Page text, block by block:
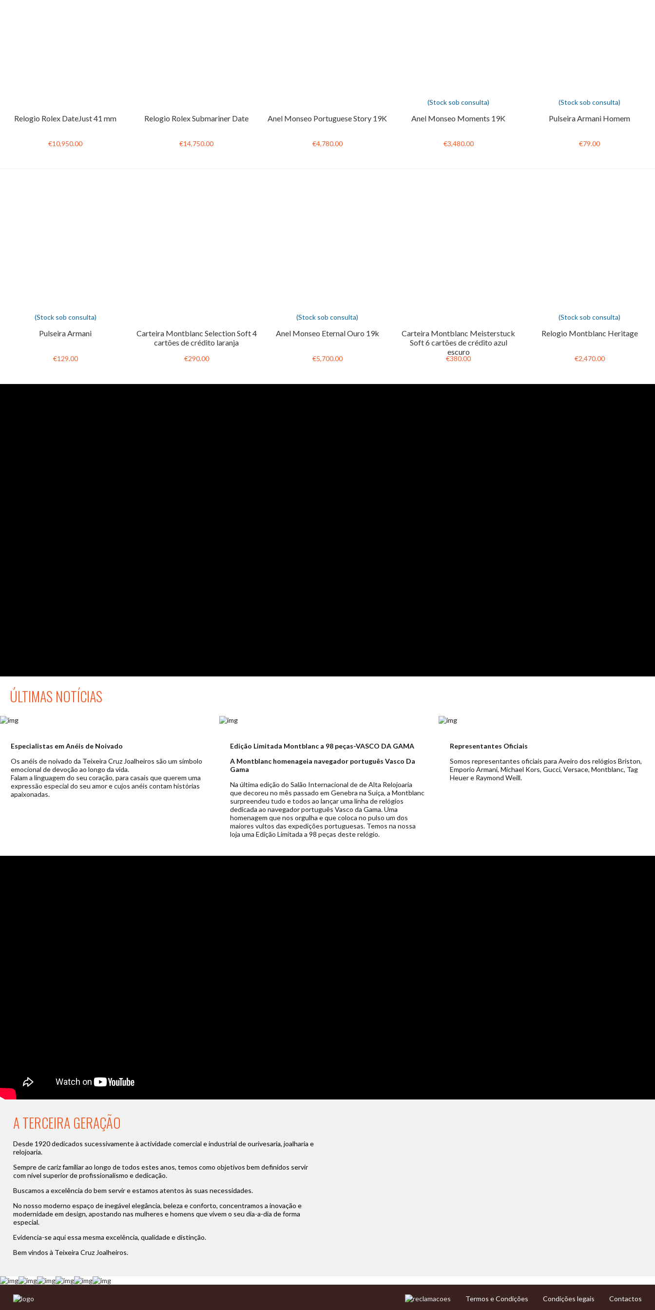
Relogio Rolex DateJust 41 mm
€10,950.00
Relogio Rolex Submariner Date
€14,750.00
Anel Monseo Portuguese Story 19K
€4,780.00
(Stock sob consulta)
Anel Monseo Moments 19K
€3,480.00
(Stock sob consulta)
Pulseira Armani Homem
€79.00
(Stock sob consulta)
Pulseira Armani
€129.00
Carteira Montblanc Selection Soft 4
cartões de crédito laranja
€290.00
(Stock sob consulta)
Anel Monseo Eternal Ouro 19k
€5,700.00
Carteira Montblanc Meisterstuck
Soft 6 cartões de crédito azul
escuro
€380.00
(Stock sob consulta)
Relogio Montblanc Heritage
€2,470.00
ÚLTIMAS NOTÍCIAS
Especialistas em Anéis de Noivado
Os anéis de noivado da Teixeira Cruz Joalheiros são um símbolo
emocional de devoção ao longo da vida.
Falam a linguagem do seu coração, para casais que querem uma
expressão especial do seu amor e cujos anéis contam histórias
apaixonadas.
Edição Limitada Montblanc a 98 peças-VASCO DA GAMA
A Montblanc homenageia navegador português Vasco Da
Gama
Na última edição do Salão Internacional de de Alta Relojoaria
que decoreu no mês passado em Genebra na Suíça, a Montblanc
surpreendeu tudo e todos ao lançar uma linha de relógios
dedicada ao navegador português Vasco da Gama. Uma
homenagem que nos orgulha e que coloca no pulso um dos
maiores vultos das expedições portuguesas. Temos na nossa
loja uma Edição Limitada a 98 peças deste relógio.
Representantes Oficiais
Somos representantes oficiais para Aveiro dos relógios Briston,
Emporio Armani, Michael Kors, Gucci, Versace, Montblanc, Tag
Heuer e Raymond Weill.
A TERCEIRA GERAÇÃO
Desde 1920 dedicados sucessivamente à actividade comercial e industrial de ourivesaria, joalharia e
relojoaria.
Sempre de cariz familiar ao longo de todos estes anos, temos como objetivos bem definidos servir
com nível superior de profissionalismo e dedicação.
Buscamos a excelência do bem servir e estamos atentos às suas necessidades.
No nosso moderno espaço de inegável elegância, beleza e conforto, concentramos a inovação e
modernidade em design, apostando nas mulheres e homens que vivem o seu dia-a-dia de forma
especial.
Evidencia-se aqui essa mesma excelência, qualidade e distinção.
Bem vindos à Teixeira Cruz Joalheiros.
Termos e Condições Condições legais Contactos